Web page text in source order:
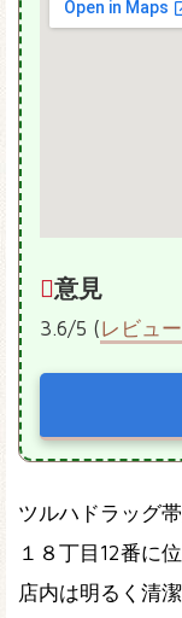
意見
3.6/5 (レビュ
ツルハドラッグ
１８丁目12番に
店内は明るく清